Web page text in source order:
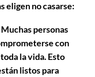
eligen no casarse:
Muchas personas
con
la vida. Esto
listos para